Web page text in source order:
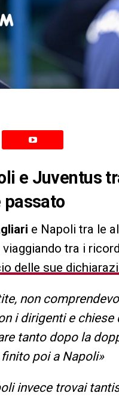
e Juventus
e Napoli tra le
tra i
delle sue
non
i dirigenti e chiese
tanto dopo la
poi a Napoli»
invece trovai